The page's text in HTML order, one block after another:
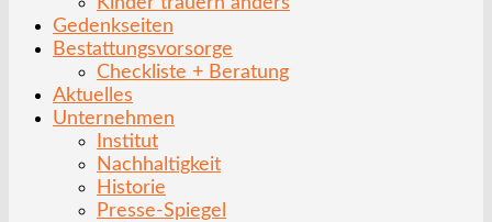
Gedenkseiten
Bestattungsvorsorge
Checkliste + Beratung
Aktuelles
Unternehmen
Institut
Nachhaltigkeit
Historie
Presse-Spiegel